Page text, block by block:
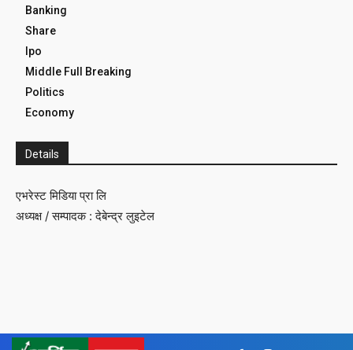
Banking
Share
Ipo
Middle Full Breaking
Politics
Economy
Details
एभरेस्ट मिडिया प्रा लि
अध्यक्ष / सम्पादक : देबेन्द्र लुइटेल